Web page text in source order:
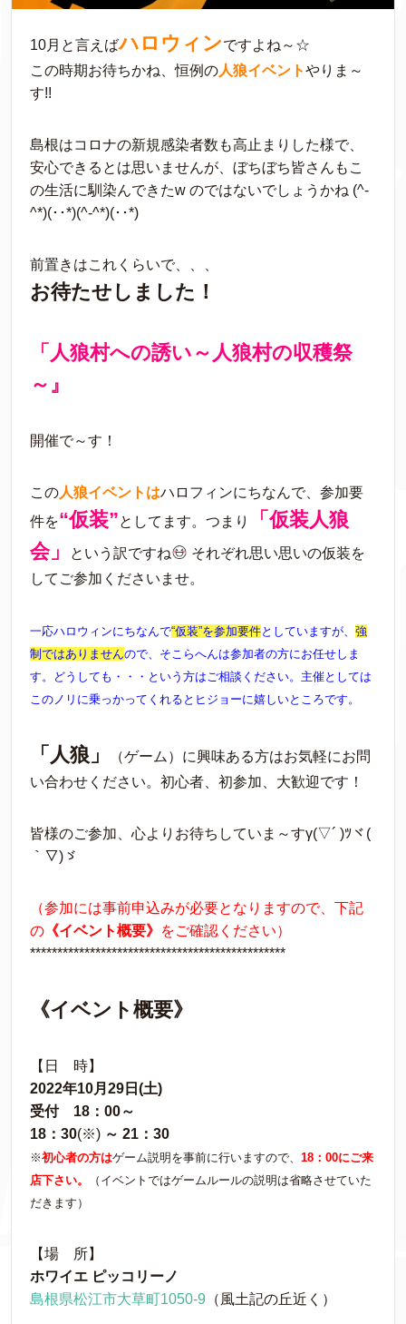
10月と言えばハロウィンですよね～☆
この時期お待ちかね、恒例の人狼イベントやりま～
す!!
島根はコロナの新規感染者数も高止まりした様で、
安心できるとは思いませんが、ぼちぼち皆さんもこ
の生活に馴染んできたw のではないでしょうかね (^-
^*)(･･*)(^-^*)(･･*)
前置きはこれくらいで、、、
お待たせしました！
「人狼村への誘い～人狼村の収穫祭
～』
開催で～す！
この人狼イベントはハロフィンにちなんで、参加要
件を“仮装”としてます。つまり
「仮装人狼
会」
という訳ですね
それぞれ思い思いの仮装を
してご参加くださいませ。
一応ハロウィンにちなんで“仮装”を参加要件としていますが、 強
制ではありませんので、そこらへんは参加者の方にお任せしま
す。どうしても・・・という方はご相談ください。主催としては
このノリに乗っかってくれるとヒジョーに嬉しいところです。
「人狼」
（ゲーム）に興味ある方はお気軽にお問
い合わせください。初心者、初参加、大歓迎です！
皆様のご参加、心よりお待ちしていま～すγ(▽´ )ﾂヾ(
｀▽)ゞ
（参加には事前申込みが必要となりますので、下記
の 《イベント概要》 をご確認ください）
***********************************************
《イベント概要》
【日 時】
2022年10月29日(土)
受付 18：00～
18：30(※) ～ 21：30
※初心者の方はゲーム説明を事前に行いますので、 18：00にご来
店下さい。
（イベントではゲームルールの説明は省略させていた
だきます）
【場 所】
ホワイエ ピッコリーノ
島根県松江市大草町1050-9 （風土記の丘近く）